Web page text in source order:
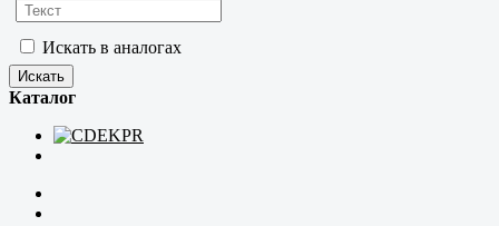
Искать в аналогах
Каталог